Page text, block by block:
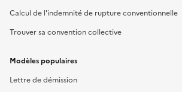
Calcul de l'indemnité de rupture conventionnelle
Trouver sa convention collective
Modèles populaires
Lettre de démission